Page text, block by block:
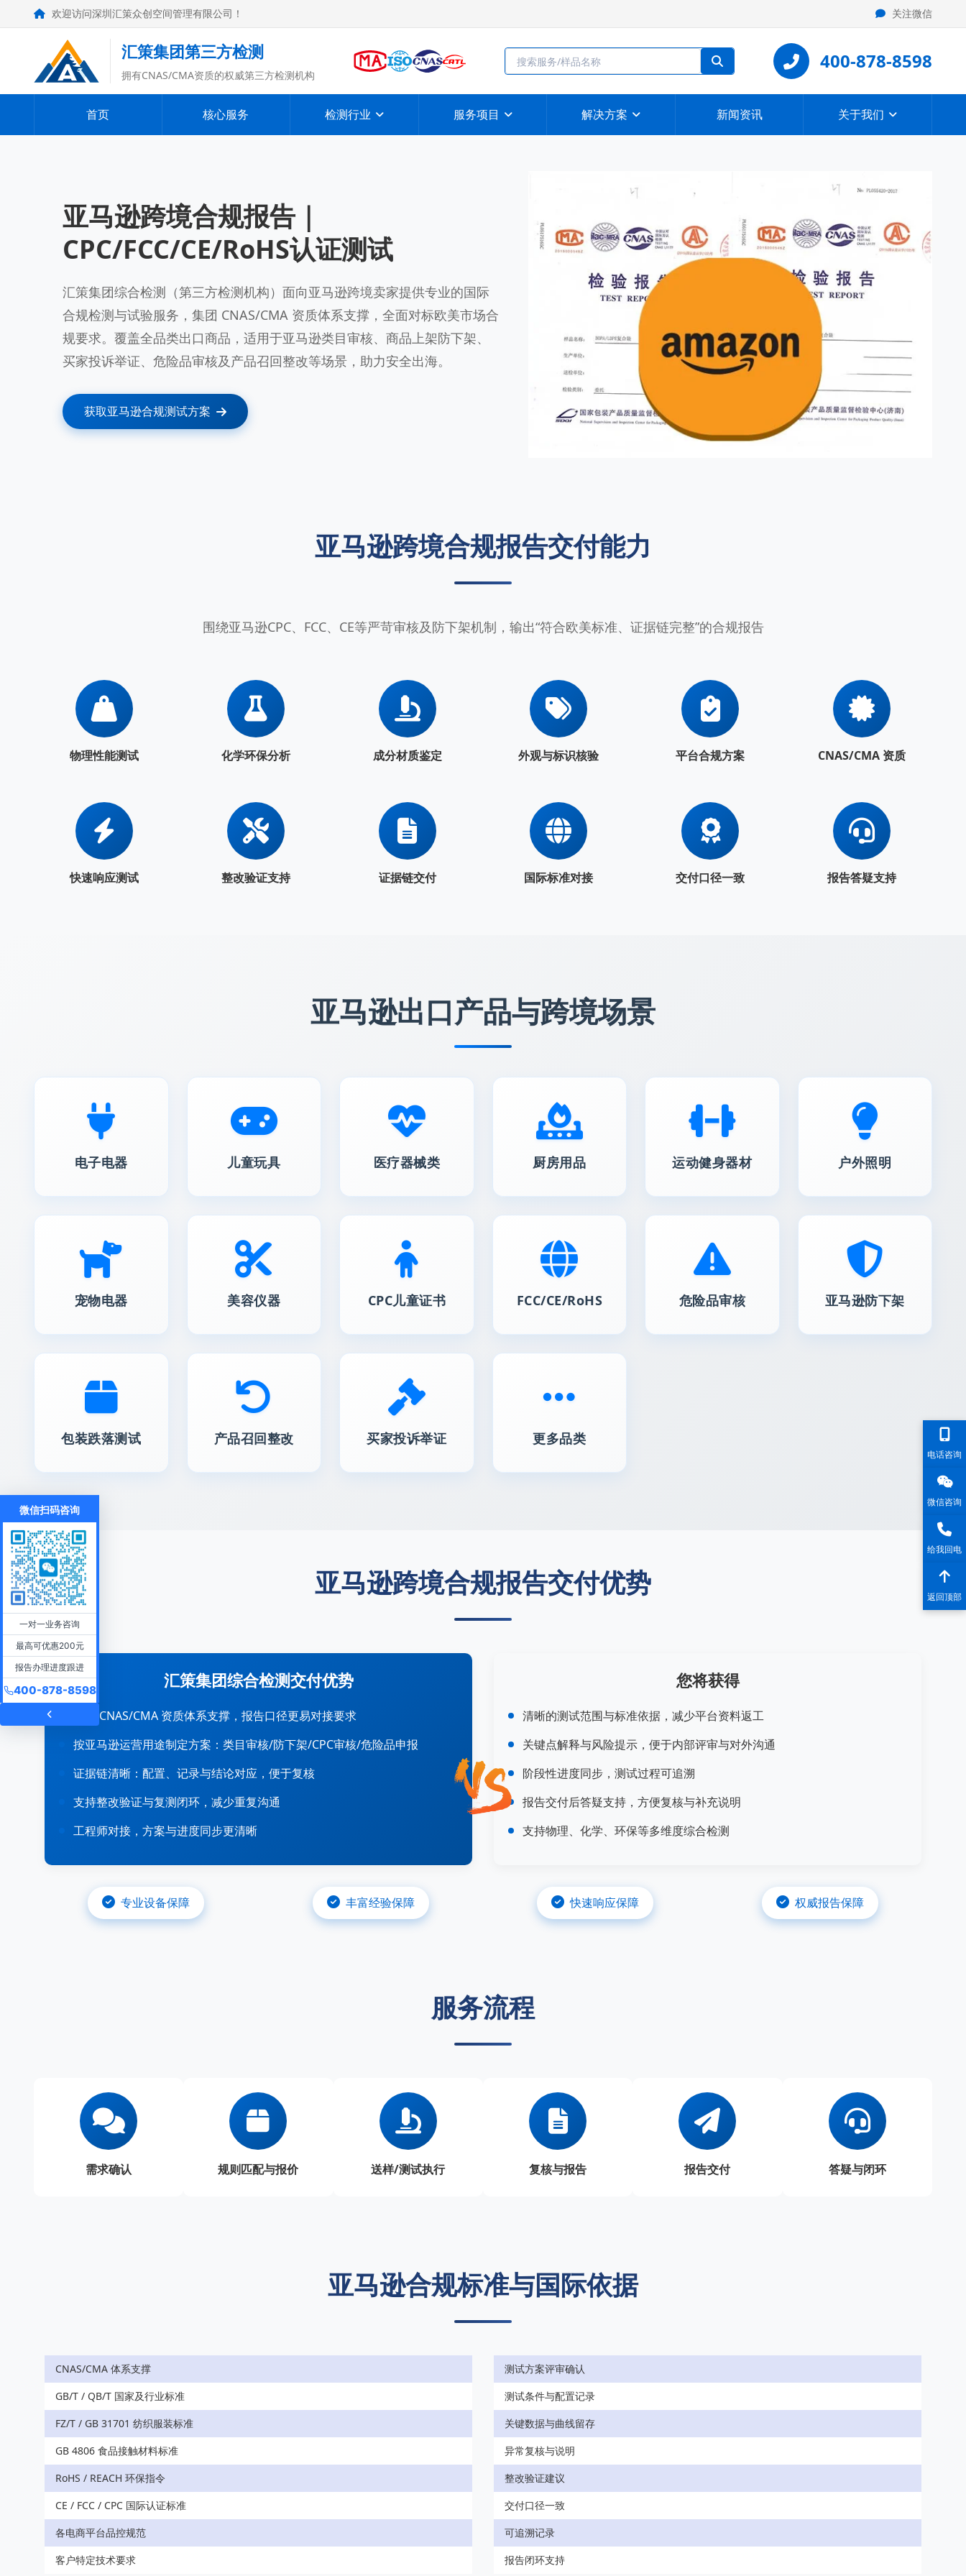
欢迎访问深圳汇策众创空间管理有限公司！ 关注微信
汇策集团第三方检测
拥有CNAS/CMA资质的权威第三方检测机构
400-878-8598
首页 核心服务 检测行业 服务项目 解决方案 新闻资讯 关于我们
亚马逊跨境合规报告｜
CPC/FCC/CE/RoHS认证测试
汇策集团综合检测（第三方检测机构）面向亚马逊跨境卖家提供专业的国际
合规检测与试验服务，集团 CNAS/CMA 资质体系支撑，全面对标欧美市场合
规要求。覆盖全品类出口商品，适用于亚马逊类目审核、商品上架防下架、
买家投诉举证、危险品审核及产品召回整改等场景，助力安全出海。
获取亚马逊合规测试方案
亚马逊跨境合规报告交付能力
围绕亚马逊CPC、FCC、CE等严苛审核及防下架机制，输出“符合欧美标准、证据链完整”的合规报告
物理性能测试 化学环保分析 成分材质鉴定 外观与标识核验 平台合规方案 CNAS/CMA 资质
快速响应测试 整改验证支持 证据链交付 国际标准对接 交付口径一致 报告答疑支持
亚马逊出口产品与跨境场景
电子电器 儿童玩具 医疗器械类 厨房用品 运动健身器材 户外照明
宠物电器 美容仪器 CPC儿童证书 FCC/CE/RoHS 危险品审核 亚马逊防下架
包装跌落测试 产品召回整改 买家投诉举证 更多品类
亚马逊跨境合规报告交付优势
汇策集团综合检测交付优势
集团 CNAS/CMA 资质体系支撑，报告口径更易对接要求
按亚马逊运营用途制定方案：类目审核/防下架/CPC审核/危险品申报
证据链清晰：配置、记录与结论对应，便于复核
支持整改验证与复测闭环，减少重复沟通
工程师对接，方案与进度同步更清晰
您将获得
清晰的测试范围与标准依据，减少平台资料返工
关键点解释与风险提示，便于内部评审与对外沟通
阶段性进度同步，测试过程可追溯
报告交付后答疑支持，方便复核与补充说明
支持物理、化学、环保等多维度综合检测
专业设备保障 丰富经验保障 快速响应保障 权威报告保障
服务流程
需求确认 规则匹配与报价 送样/测试执行 复核与报告 报告交付 答疑与闭环
亚马逊合规标准与国际依据
CNAS/CMA 体系支撑
GB/T / QB/T 国家及行业标准
FZ/T / GB 31701 纺织服装标准
GB 4806 食品接触材料标准
RoHS / REACH 环保指令
CE / FCC / CPC 国际认证标准
各电商平台品控规范
客户特定技术要求
测试方案评审确认
测试条件与配置记录
关键数据与曲线留存
异常复核与说明
整改验证建议
交付口径一致
可追溯记录
报告闭环支持
电话咨询
微信咨询
给我回电
返回顶部
微信扫码咨询
一对一业务咨询
最高可优惠200元
报告办理进度跟进
400-878-8598